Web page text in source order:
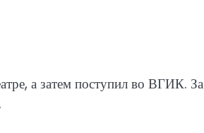
а затем поступил во ВГИК. За